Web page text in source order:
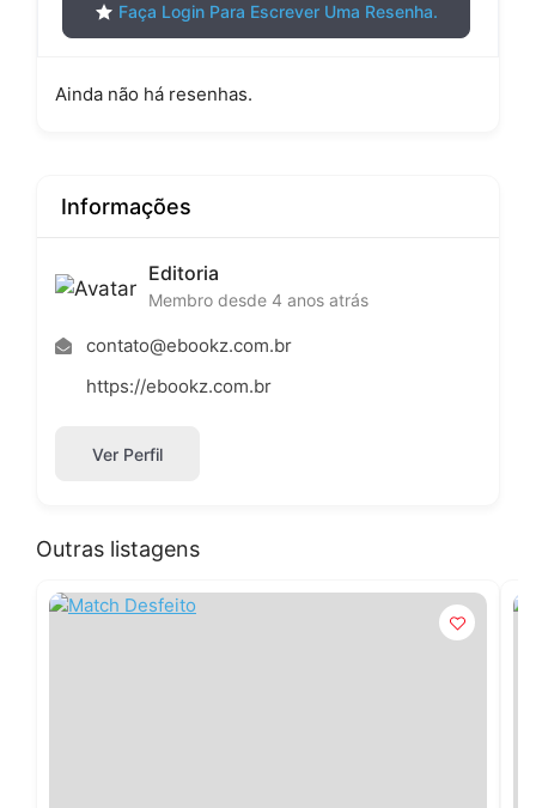
Faça Login Para Escrever Uma Resenha.
Ainda não há resenhas.
Informações
Editoria
Membro desde 4 anos atrás
contato@ebookz.com.br
https://ebookz.com.br
Ver Perfil
Outras listagens